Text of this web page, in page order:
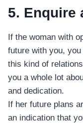
5. Enquire
If the woman with
future with you,
this kind of
you a whole lot
and dedication.
If her future plans
an indication that